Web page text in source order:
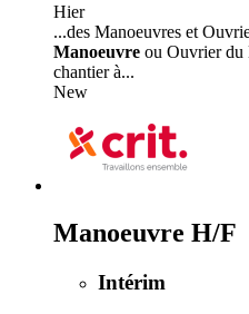
Hier
...des Manoeuvres et
Manoeuvre ou Ouvrier du
chantier à...
New
Manoeuvre H/F
Intérim